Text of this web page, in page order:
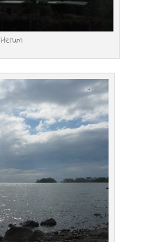
Herum